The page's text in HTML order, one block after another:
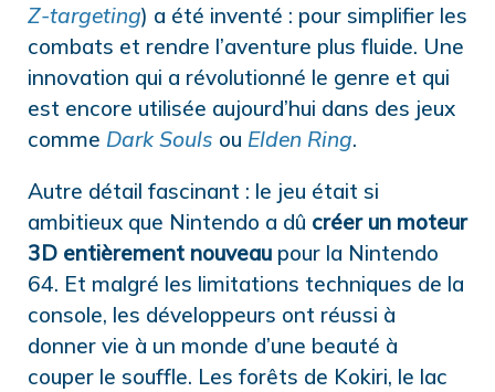
Z-targeting) a été inventé : pour simplifier les
combats et rendre l’aventure plus fluide. Une
innovation qui a révolutionné le genre et qui
est encore utilisée aujourd’hui dans des jeux
comme Dark Souls ou Elden Ring.
Autre détail fascinant : le jeu était si
ambitieux que Nintendo a dû créer un moteur
3D entièrement nouveau pour la Nintendo
64. Et malgré les limitations techniques de la
console, les développeurs ont réussi à
donner vie à un monde d’une beauté à
couper le souffle. Les forêts de Kokiri, le lac